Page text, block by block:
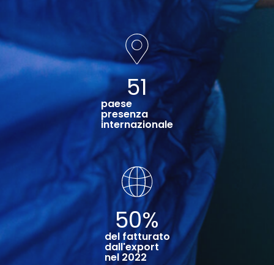
paese
presenza
internazionale
51
del fatturato
dall'export
nel 2022
50%